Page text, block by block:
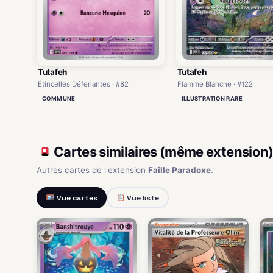
Tutafeh
Étincelles Déferlantes · #82
COMMUNE
Tutafeh
Flamme Blanche · #122
ILLUSTRATION RARE
Cartes similaires (même extension)
Autres cartes de l'extension Faille Paradoxe.
Vue cartes Vue liste